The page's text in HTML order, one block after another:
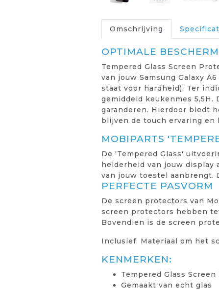
Omschrijving
OPTIMALE
Tempered Glass Screen
van jouw Samsung Galaxy
staat voor hardheid). Ter
gemiddeld keukenmes
garanderen. Hierdoor biedt
blijven de touch ervaring en
MOBIPARTS
De 'Tempered Glass'
helderheid van jouw display
van jouw toestel aanbrengt.
PERFECTE PASVORM
De screen protectors van
screen protectors hebben
Bovendien is de screen
Inclusief: Materiaal om het
KENMERKEN:
Tempered Glass
Gemaakt van echt glas